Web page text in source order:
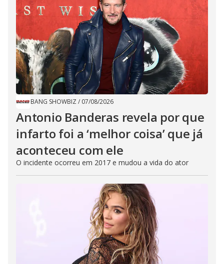
BANG SHOWBIZ / 07/08/2026
Antonio Banderas revela por que
infarto foi a ‘melhor coisa’ que já
aconteceu com ele
O incidente ocorreu em 2017 e mudou a vida do ator